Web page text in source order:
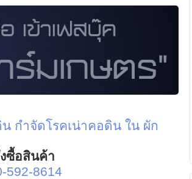
น กำจัดโรคเน่าคอดิน ใน ผัก
ซื้อสินค้า
592-8614